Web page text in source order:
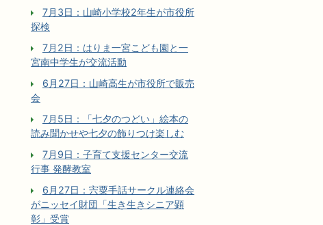
7月3日：山崎小学校2年生が市役所
探検
7月2日：はりま一宮こども園と一
宮南中学生が交流活動
6月27日：山崎高生が市役所で販売
会
7月5日：「七夕のつどい」絵本の
読み聞かせや七夕の飾りつけ楽しむ
7月9日：子育て支援センター交流
行事 発酵教室
6月27日：宍粟手話サークル連絡会
がニッセイ財団「生き生きシニア顕
彰」受賞